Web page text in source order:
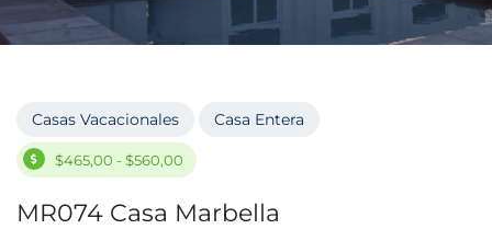
Casas Vacacionales Casa Entera
$465,00 - $560,00
MR074 Casa Marbella